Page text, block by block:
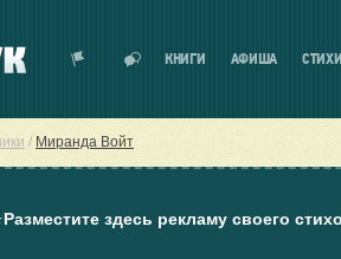
КНИГИ АФИША СТИХИ
/ Миранда Войт
Разместите здесь рекламу своего